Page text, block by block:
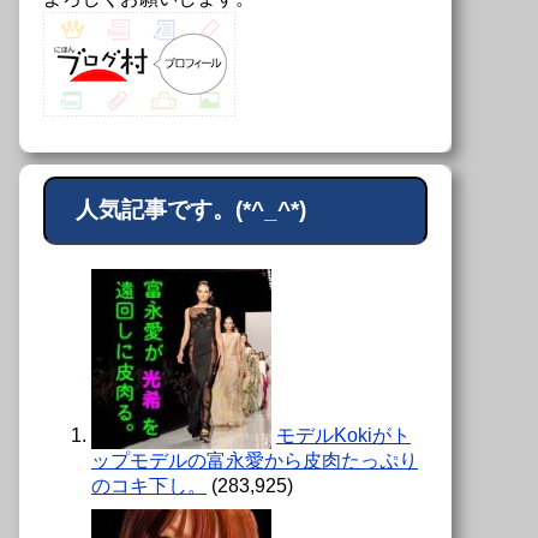
人気記事です。(*^_^*)
モデルKokiがト
ップモデルの富永愛から皮肉たっぷり
のコキ下し。
(283,925)